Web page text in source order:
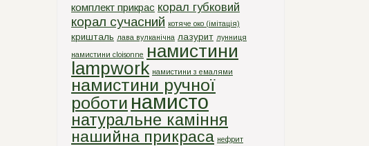
комплект прикрас корал губковий
корал сучасний котяче око (імітація)
кришталь лава вулканічна лазурит лунниця
намистини cloisonne намистини
lampwork намистини з емалями
намистини ручної
роботинамисто
натуральне каміння
нашийна прикраса нефрит